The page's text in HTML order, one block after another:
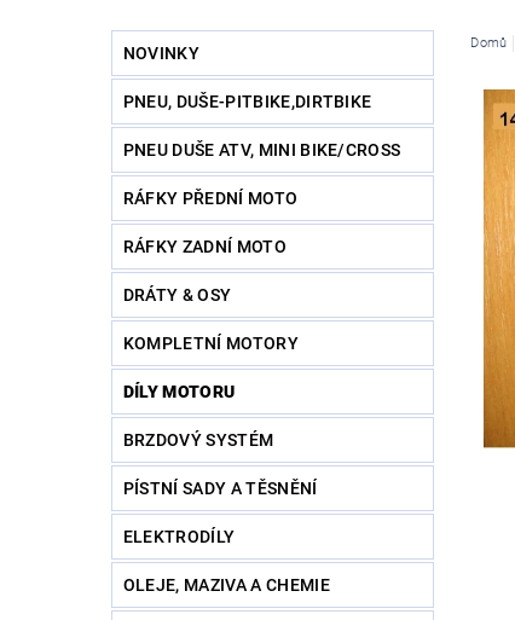
NOVINKY
PNEU, DUŠE-PITBIKE,DIRTBIKE
PNEU DUŠE ATV, MINI BIKE/CROSS
RÁFKY PŘEDNÍ MOTO
RÁFKY ZADNÍ MOTO
DRÁTY & OSY
KOMPLETNÍ MOTORY
DÍLY MOTORU
BRZDOVÝ SYSTÉM
PÍSTNÍ SADY A TĚSNĚNÍ
ELEKTRODÍLY
OLEJE, MAZIVA A CHEMIE
Domů